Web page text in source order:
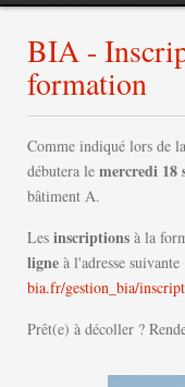
BIA -
formation
Comme indiqué lors de
débutera le mercredi 18
bâtiment A.
Les inscriptions à la
ligne à l'adresse suivante
bia.fr/gestion_bia/
Prêt(e) à décoller ?